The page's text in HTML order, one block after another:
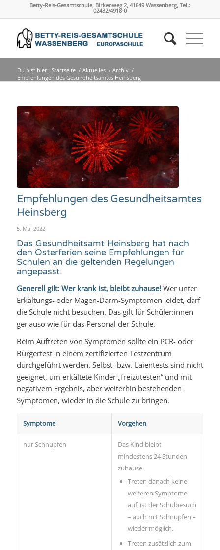
Betty-Reis-Gesamtschule, Birkenweg 2, 41849 Wassenberg, Tel.:
02432/4918-0
Du bist hier: Startseite / Aktuelles / Archiv /
Empfehlungen des Gesundheitsamtes Heinsberg
Empfehlungen des Gesundheitsamtes
Heinsberg
5. Mai 2022
Das Gesundheitsamt Heinsberg hat nach
den Osterferien seine Empfehlungen für
Schulen an die geltenden Regelungen
angepasst.
Generell gilt: Wer krank ist, bleibt zuhause!Wer unter
Erkältungs- oder Magen-Darm-Symptomen leidet, darf
die Schule nicht besuchen. Das gilt für Schüler:innen
genauso wie für das Personal der Schule.
Beim Auftreten von Symptomen sollte ein PCR- oder
Bürgertest in einem zertifizierten Testzentrum
durchgeführt werden. Selbst- bzw. Laientests sind nicht
geeignet, um erkältete Kinder „freizutesten“ und mit
negativem Ergebnis, aber weiterhin bestehenden
Symptomen, wieder in die Schule zu bringen.
Symptome Vorgehen
nur Schnupfen
Das Kind bleibt
mindestens 24 Stunden
zuhause.
Treten danach keine
weiteren Symptome
auf, ist der Schulbesuch
– auch mit Schnupfen –
wieder möglich.
Treten zusätzlich zum